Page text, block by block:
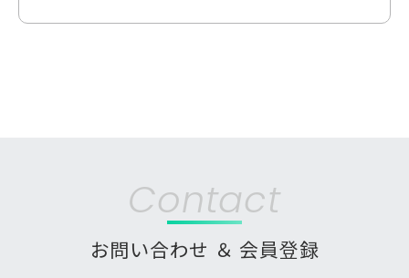
Contact
お問い合わせ ＆ 会員登録